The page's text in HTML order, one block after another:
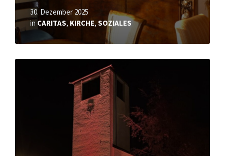
30. Dezember 2025
in CARITAS, KIRCHE, SOZIALES
Mehr